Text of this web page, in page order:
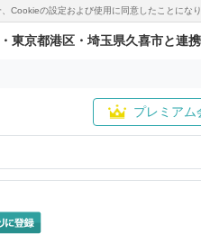
の設定および使用に同意したことにな
東京都港区・埼玉県久喜市と連
プレミアム